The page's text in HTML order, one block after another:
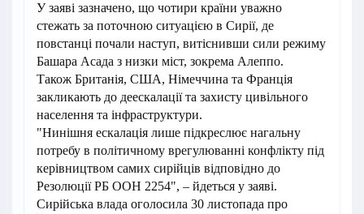
У заяві зазначено, що чотири країни уважно
стежать за поточною ситуацією в Сирії, де
повстанці почали наступ, витіснивши сили режиму
Башара Асада з низки міст, зокрема Алеппо.
Також Британія, США, Німеччина та Франція
закликають до деескалації та захисту цивільного
населення та інфраструктури.
"Нинішня ескалація лише підкреслює нагальну
потребу в політичному врегулюванні конфлікту під
керівництвом самих сирійців відповідно до
Резолюції РБ ООН 2254", – йдеться у заяві.
Сирійська влада оголосила 30 листопада про